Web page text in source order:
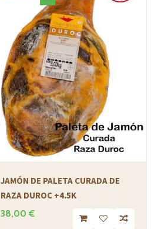
JAMÓN DE PALETA CURADA DE
RAZA DUROC +4.5K
38,00 €